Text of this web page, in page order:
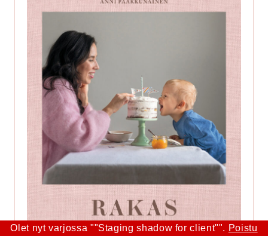
Olet nyt varjossa ""Staging shadow for client"". Poistu